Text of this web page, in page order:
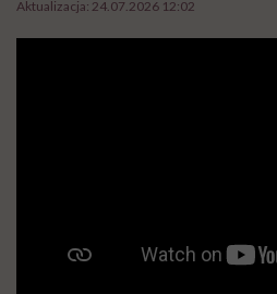
Aktualizacja: 24.07.2026 12:02